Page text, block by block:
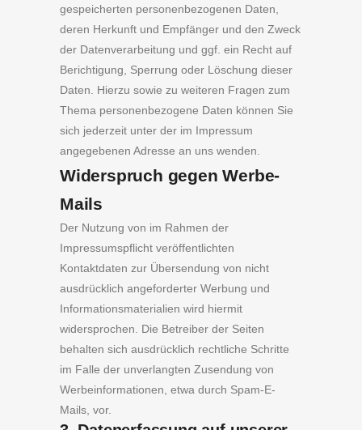
gespeicherten personenbezogenen Daten,
deren Herkunft und Empfänger und den Zweck
der Datenverarbeitung und ggf. ein Recht auf
Berichtigung, Sperrung oder Löschung dieser
Daten. Hierzu sowie zu weiteren Fragen zum
Thema personenbezogene Daten können Sie
sich jederzeit unter der im Impressum
angegebenen Adresse an uns wenden.
Widerspruch gegen Werbe-
Mails
Der Nutzung von im Rahmen der
Impressumspflicht veröffentlichten
Kontaktdaten zur Übersendung von nicht
ausdrücklich angeforderter Werbung und
Informationsmaterialien wird hiermit
widersprochen. Die Betreiber der Seiten
behalten sich ausdrücklich rechtliche Schritte
im Falle der unverlangten Zusendung von
Werbeinformationen, etwa durch Spam-E-
Mails, vor.